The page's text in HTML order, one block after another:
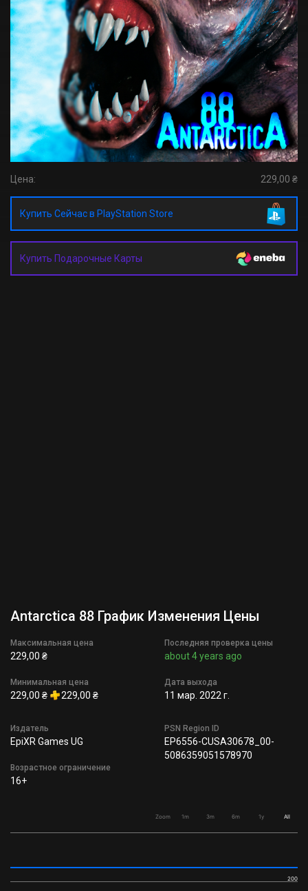
Цена: 229,00 ₴
Купить Сейчас в PlayStation Store
Купить Подарочные Карты
Antarctica 88 График Изменения Цены
Максимальная цена
229,00 ₴
Минимальная цена
229,00 ₴ 229,00 ₴
Последняя проверка цены
about 4 years ago
Дата выхода
11 мар. 2022 г.
Издатель
EpiXR Games UG
Возрастное ограничение
16+
PSN Region ID
EP6556-CUSA30678_00-
5086359051578970
Zoom 1m 3m 6m 1y All
200